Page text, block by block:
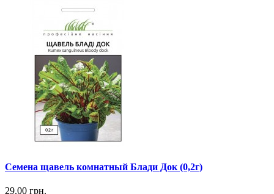
Семена щавель комнатный Блади Док (0,2г)
29.00 грн.